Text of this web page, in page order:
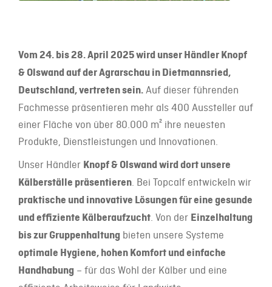
Vom 24. bis 28. April 2025 wird unser Händler Knopf
& Olswand auf der Agrarschau in Dietmannsried,
Deutschland, vertreten sein. Auf dieser führenden
Fachmesse präsentieren mehr als 400 Aussteller auf
einer Fläche von über 80.000 m² ihre neuesten
Produkte, Dienstleistungen und Innovationen.
Unser Händler Knopf & Olswand wird dort unsere
Kälberställe präsentieren. Bei Topcalf entwickeln wir
praktische und innovative Lösungen für eine gesunde
und effiziente Kälberaufzucht. Von der Einzelhaltung
bis zur Gruppenhaltung bieten unsere Systeme
optimale Hygiene, hohen Komfort und einfache
Handhabung – für das Wohl der Kälber und eine